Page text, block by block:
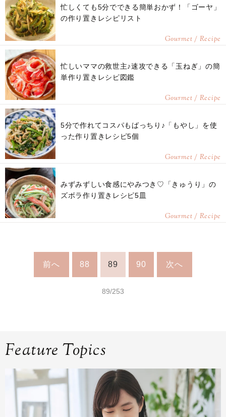
忙しくても5分でできる簡単おかず！「ゴーヤ」
の作り置きレシピリスト
Gourmet / Recipe
忙しいママの救世主♪速攻できる「玉ねぎ」の簡
単作り置きレシピ図鑑
Gourmet / Recipe
5分で作れてコスパもばっちり♪「もやし」を使
った作り置きレシピ5個
Gourmet / Recipe
みずみずしい食感にやみつき♡「きゅうり」の
ズボラ作り置きレシピ5皿
Gourmet / Recipe
前へ 88 89 90 次へ
89/253
Feature Topics